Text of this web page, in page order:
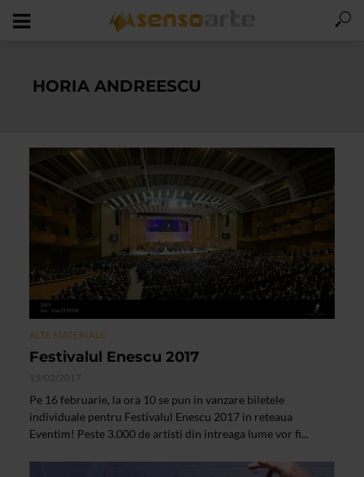
HORIA ANDREESCU
ALTE MATERIALE
Festivalul Enescu 2017
15/02/2017
Pe 16 februarie, la ora 10 se pun in vanzare biletele
individuale pentru Festivalul Enescu 2017 in reteaua
Eventim! Peste 3.000 de artisti din intreaga lume vor fi...